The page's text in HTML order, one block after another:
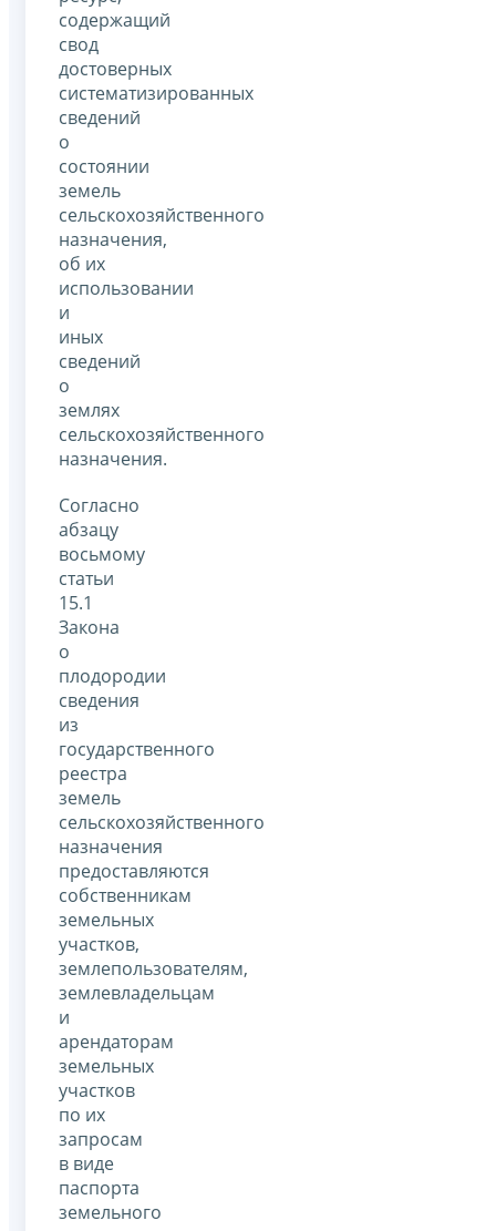
содержащий
свод
достоверных
систематизированных
сведений
о
состоянии
земель
сельскохозяйственного
назначения,
об их
использовании
и
иных
сведений
о
землях
сельскохозяйственного
назначения.
Согласно
абзацу
восьмому
статьи
15.1
Закона
о
плодородии
сведения
из
государственного
реестра
земель
сельскохозяйственного
назначения
предоставляются
собственникам
земельных
участков,
землепользователям,
землевладельцам
и
арендаторам
земельных
участков
по их
запросам
в виде
паспорта
земельного